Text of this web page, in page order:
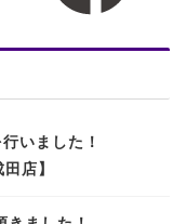
いました！
店】